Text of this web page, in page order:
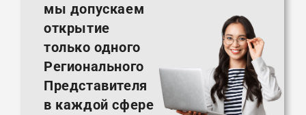
мы допускаем
открытие
только одного
Регионального
Представителя
в каждой сфере